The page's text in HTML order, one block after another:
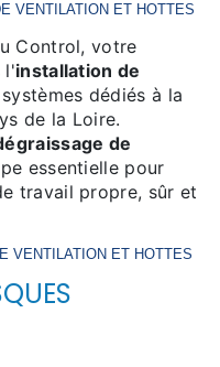
VENTILATION ET HOTTES
Control, votre
l'installation de
dédiés à la
de la Loire.
de
essentielle pour
travail propre, sûr et
VENTILATION ET HOTTES